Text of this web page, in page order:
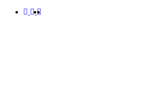
facebook
linkedin
instagram